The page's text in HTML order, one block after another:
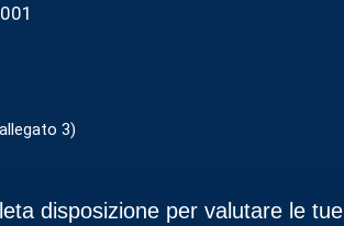
3)
disposizione per valutare le tue